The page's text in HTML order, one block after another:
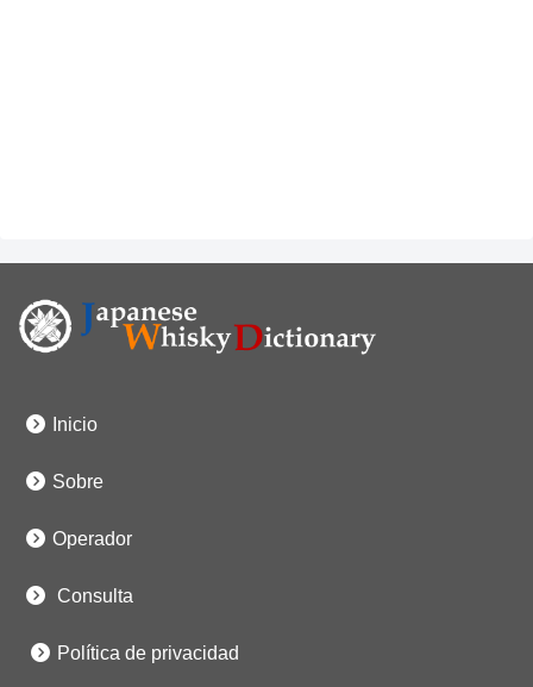
Inicio
Sobre
Operador
Consulta
Política de privacidad